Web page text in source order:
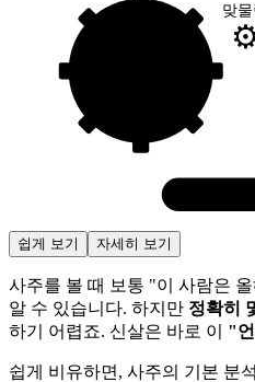
맞물
쉽게 보기 자세히 보기
사주를 볼 때 보통 "이 사람은
알 수 있습니다. 하지만 정확히
하기 어렵죠. 신살은 바로 이 "
쉽게 비유하면, 사주의 기본 분